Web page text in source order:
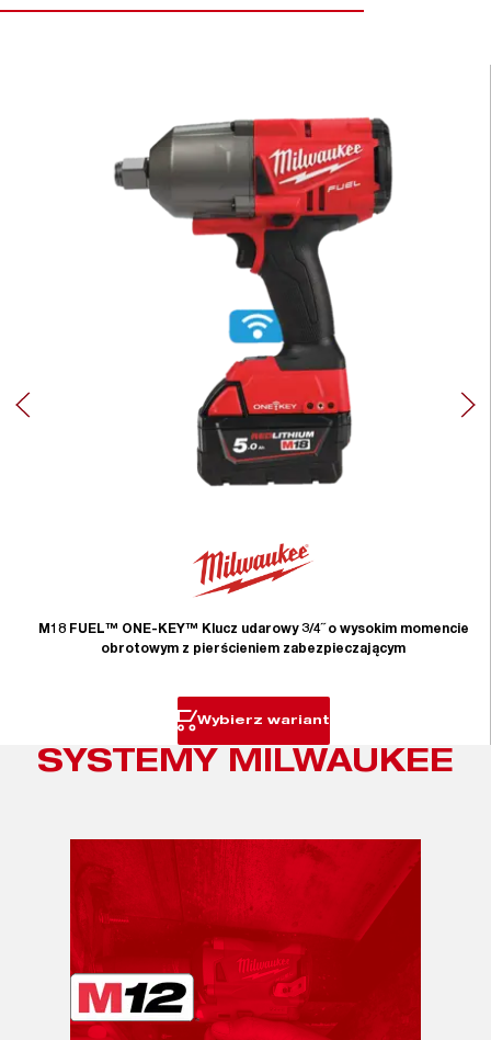
M18 FUEL™ ONE-KEY™ Klucz udarowy 3/4˝ o wysokim momencie
obrotowym z pierścieniem zabezpieczającym
Wybierz wariant
SYSTEMY MILWAUKEE